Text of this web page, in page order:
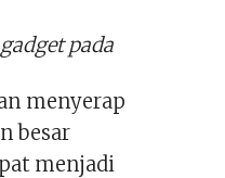
pada
menyerap
besar
menjadi